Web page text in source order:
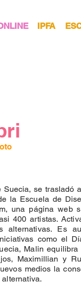
IPFA
se trasladó
la Escuela de
una página web
400 artistas.
alternativas. Es
como el
Malin
Maximillian y
medios la